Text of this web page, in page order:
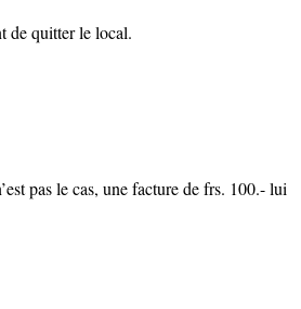
de quitter le local.
pas le cas, une facture de frs. 100.- lui